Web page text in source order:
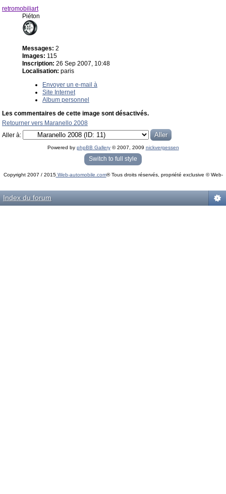
retromobiliart
Piéton
Messages: 2
Images: 115
Inscription: 26 Sep 2007, 10:48
Localisation: paris
Envoyer un e-mail à
Site Internet
Album personnel
Les commentaires de cette image sont désactivés.
Retourner vers Maranello 2008
Aller à:
Powered by phpBB Gallery© 2007, 2009 nickvergessen
« phpBB Gallery » - Traduction française par
darky
Switch to full style
Copyright 2007 / 2015Web-automobile.com® Tous droits réservés, propriété exclusive © Web-
Index du forum